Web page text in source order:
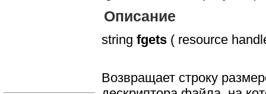
Описание
string fgets ( resource
Возвращает строку